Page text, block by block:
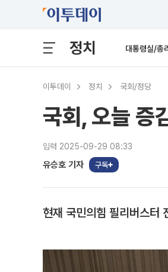
정치 대통령실/총
이투데이 정치 국회/정당
국회, 오늘 증
입력 2025-09-29 08:33
유승호 기자 구독
현재 국민의힘 필리버스터